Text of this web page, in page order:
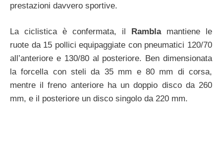
prestazioni davvero sportive.
La ciclistica è confermata, il Ramblamantiene le
ruote da 15 pollici equipaggiate con pneumatici 120/70
all’anteriore e 130/80 al posteriore. Ben dimensionata
la forcella con steli da 35 mm e 80 mm di corsa,
mentre il freno anteriore ha un doppio disco da 260
mm, e il posteriore un disco singolo da 220 mm.